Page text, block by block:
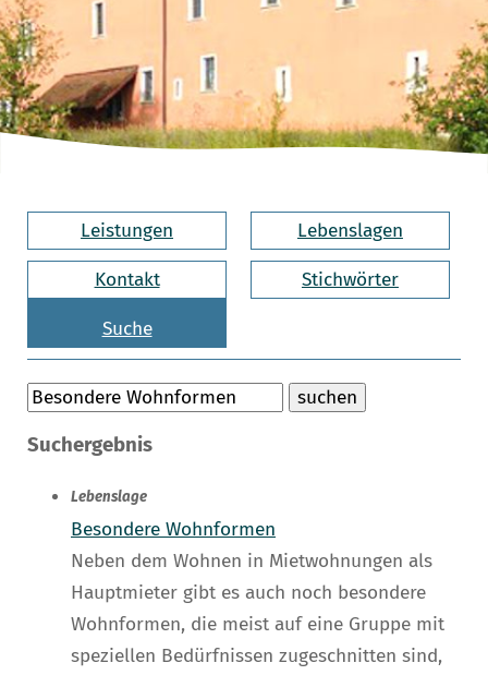
Leistungen Lebenslagen
Kontakt Stichwörter
Suche
Suchergebnis
Lebenslage
Besondere Wohnformen
Neben dem Wohnen in Mietwohnungen als
Hauptmieter gibt es auch noch besondere
Wohnformen, die meist auf eine Gruppe mit
speziellen Bedürfnissen zugeschnitten sind,